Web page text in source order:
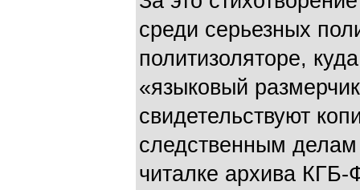
среди серьезных
политизоляторе,
«языковый
свидетельствуют
следственным делам
читалке архива